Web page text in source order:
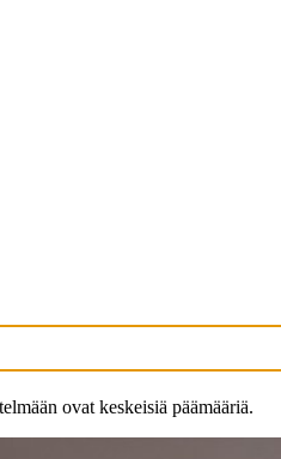
ovat keskeisiä päämääriä.